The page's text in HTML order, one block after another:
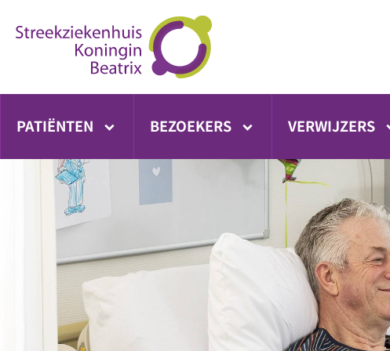
direct
PATIËNTEN BEZOEKERS VERWIJZERS